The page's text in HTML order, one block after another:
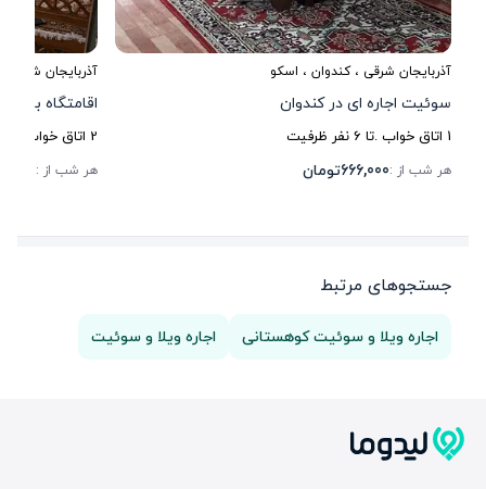
آذربایجان شرقی ،کندوان ، اسکو
سوئیت اجاره ای در کندوان
1 اتاق خواب .تا 6نفر ظرفیت
هر شب از :666,000تومان
آذربایجان شرقی
اقامتگاه بوم
2 اتاق خواب .
هر شب از :
جستجوهای مرتبط
اجاره ویلا و سوئیت کوهستانی اجاره ویلا و سوئیت